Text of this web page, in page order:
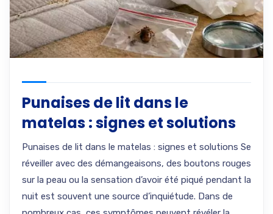
Punaises de lit dans le
matelas : signes et solutions
Punaises de lit dans le matelas : signes et solutions Se
réveiller avec des démangeaisons, des boutons rouges
sur la peau ou la sensation d’avoir été piqué pendant la
nuit est souvent une source d’inquiétude. Dans de